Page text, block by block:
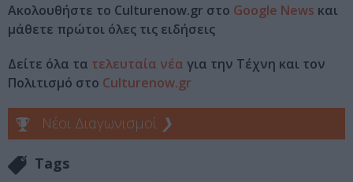
Ακολουθήστε το Culturenow.gr στο Google News και
μάθετε πρώτοι όλες τις ειδήσεις
Δείτε όλα τα τελευταία νέα για την Τέχνη και τον
Πολιτισμό στο Culturenow.gr
Νέοι Διαγωνισμοί ❯
Tags